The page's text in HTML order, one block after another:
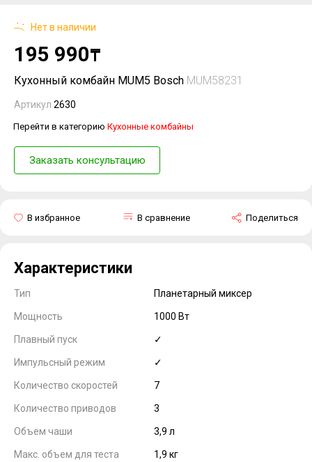
Кухонный комбайн MUM5 Bosch MUM58231
Артикул 2630
Перейти в категорию Кухонные комбайны
Заказать консультацию
Поделиться
В сравнение
В избранное
Нет в наличии
195 990₸
Характеристики
Тип Планетарный миксер
Мощность 1000 Вт
Плавный пуск ✓
Импульсный режим ✓
Количество скоростей 7
Количество приводов 3
Объем чаши 3,9 л
Макс. объем для теста 1,9 кг